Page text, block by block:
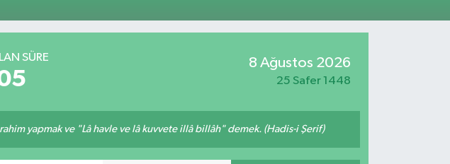
SÜRE 8 Ağustos 2026
25 Safer 1448
yapmak ve "Lâ havle ve lâ kuvvete illâ billâh" demek. (Hadis-i Şerif)